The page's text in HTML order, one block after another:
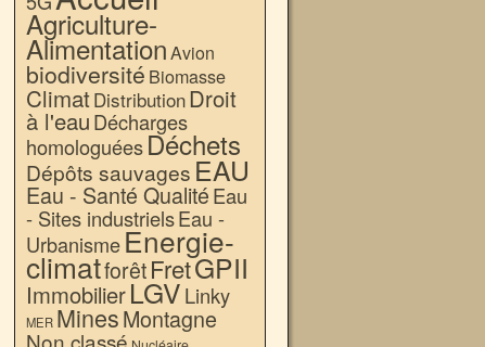
Agriculture-
AlimentationAvion
biodiversité Biomasse
ClimatDistributionDroit
à l'eauDécharges
homologuéesDéchets
Dépôts sauvages EAU
Eau - Santé QualitéEau
- Sites industrielsEau -
UrbanismeEnergie-
climatforêtFretGPII
ImmobilierLGVLinky
MER MinesMontagne
Non classé